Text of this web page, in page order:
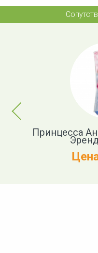
Previous
Принцесса